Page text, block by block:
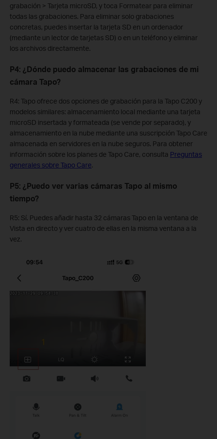
grabación > Tarjeta microSD, y toca Formatear para eliminar
todas las grabaciones. Para eliminar solo grabaciones
concretas, puedes insertar la tarjeta SD en un ordenador
(mediante un lector de tarjetas SD) o en un teléfono y eliminar
los archivos directamente.
P4: ¿Dónde puedo almacenar las grabaciones de mi
cámara Tapo?
R4: Tapo ofrece dos opciones de grabación para la Tapo C200 y
modelos similares: almacenamiento local mediante una tarjeta
microSD insertada y formateada (se vende por separado), y
almacenamiento en la nube mediante una suscripción Tapo Care
almacenada en servidores en la nube seguros. Para obtener
información sobre los planes de Tapo Care, consulta Preguntas
generales sobre Tapo Care.
P5: ¿Puedo ver varias cámaras Tapo al mismo
tiempo?
R5: Sí. Puedes añadir hasta 32 cámaras Tapo en la ventana de
Vista en directo y ver cuatro de ellas en la misma ventana a la
vez.